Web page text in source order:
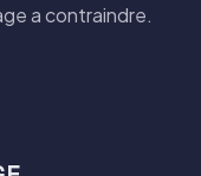
a contraindre.